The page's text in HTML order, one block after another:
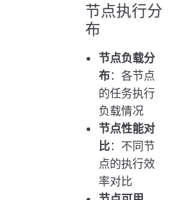
节点执行分
布
节点负载分
布：各节点
的任务执行
负载情况
节点性能对
比：不同节
点的执行效
率对比